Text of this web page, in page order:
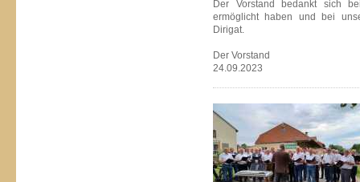
Der Vorstand bedankt sich
ermöglicht haben und bei
Dirigat.
Der Vorstand
24.09.2023